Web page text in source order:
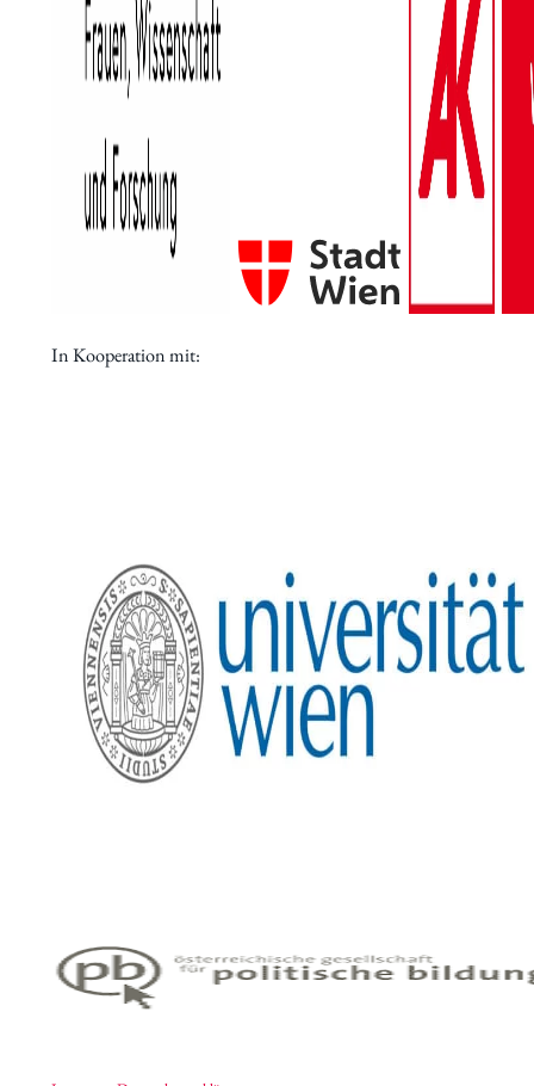
Digitales
Archiv des IWK
Podcast
Videothek
Programmdatenbank
biografiA
Kontakt
In Kooperation mit: